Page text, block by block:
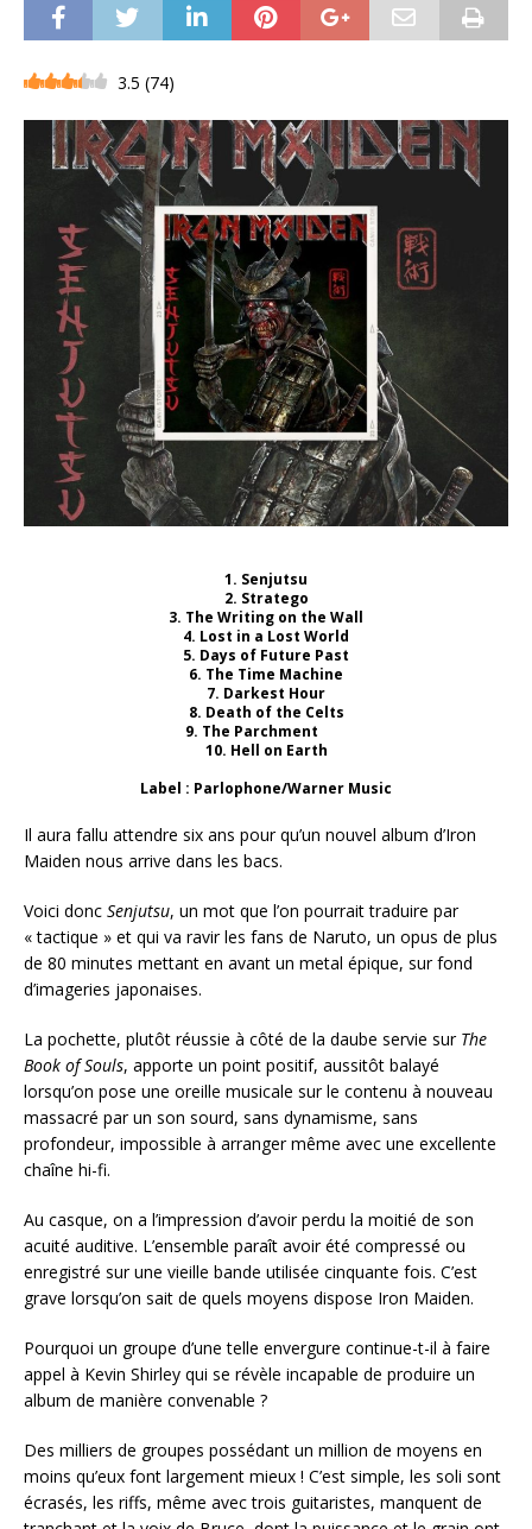
3.5 (74)
1. Senjutsu
2. Stratego
3. The Writing on the Wall
4. Lost in a Lost World
5. Days of Future Past
6. The Time Machine
7. Darkest Hour
8. Death of the Celts
9. The Parchment
10. Hell on Earth
Label : Parlophone/Warner Music
Il aura fallu attendre six ans pour qu’un nouvel album d’Iron
Maiden nous arrive dans les bacs.
Voici donc Senjutsu, un mot que l’on pourrait traduire par
« tactique » et qui va ravir les fans de Naruto, un opus de plus
de 80 minutes mettant en avant un metal épique, sur fond
d’imageries japonaises.
La pochette, plutôt réussie à côté de la daube servie sur The
Book of Souls, apporte un point positif, aussitôt balayé
lorsqu’on pose une oreille musicale sur le contenu à nouveau
massacré par un son sourd, sans dynamisme, sans
profondeur, impossible à arranger même avec une excellente
chaîne hi-fi.
Au casque, on a l’impression d’avoir perdu la moitié de son
acuité auditive. L’ensemble paraît avoir été compressé ou
enregistré sur une vieille bande utilisée cinquante fois. C’est
grave lorsqu’on sait de quels moyens dispose Iron Maiden.
Pourquoi un groupe d’une telle envergure continue-t-il à faire
appel à Kevin Shirley qui se révèle incapable de produire un
album de manière convenable ?
Des milliers de groupes possédant un million de moyens en
moins qu’eux font largement mieux ! C’est simple, les soli sont
écrasés, les riffs, même avec trois guitaristes, manquent de